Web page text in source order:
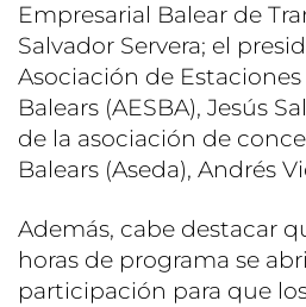
Empresarial Balear de
Salvador Servera; el
Asociación de
Balears (AESBA), Jesús
de la asociación de
Balears (Aseda), Andrés
Además, cabe destacar
horas de programa se
participación para que